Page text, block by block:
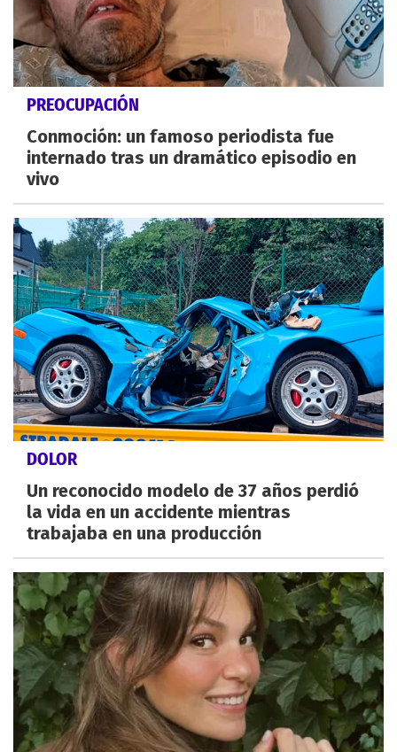
PREOCUPACIÓN
Conmoción: un famoso periodista fue
internado tras un dramático episodio en
vivo
DOLOR
Un reconocido modelo de 37 años perdió
la vida en un accidente mientras
trabajaba en una producción